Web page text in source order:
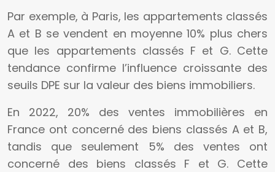
Par exemple, à Paris, les appartements classés
A et B se vendent en moyenne 10% plus chers
que les appartements classés F et G. Cette
tendance confirme l’influence croissante des
seuils DPE sur la valeur des biens immobiliers.
En 2022, 20% des ventes immobilières en
France ont concerné des biens classés A et B,
tandis que seulement 5% des ventes ont
concerné des biens classés F et G. Cette